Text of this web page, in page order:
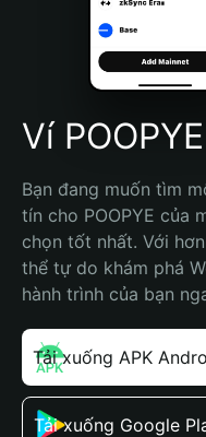
Português (Brasil)
Español (Argentina)
Ví POOPYE
Bạn đang muốn tìm
tín cho POOPYE của
chọn tốt nhất. Với
thể tự do khám phá
hành trình của bạn
Tải xuống APK
Tải xuống Google